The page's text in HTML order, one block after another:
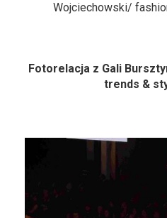
Wojciechowski/
Fotorelacja z Gali
trends &